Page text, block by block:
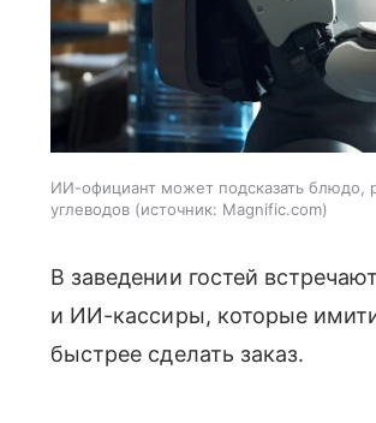
ИИ-официант может подсказать блюдо,
углеводов
источник: Magnific.com
В заведении гостей
и ИИ-кассиры, которые
быстрее сделать заказ.